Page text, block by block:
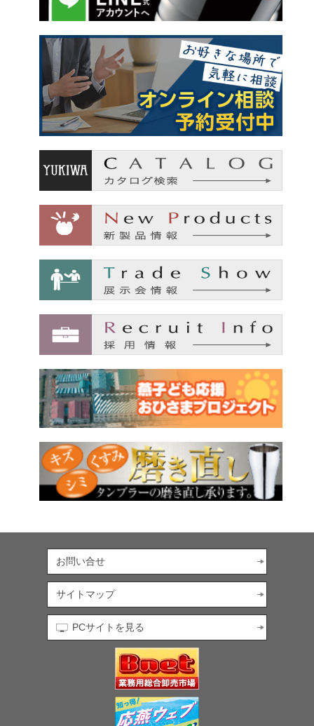
お問い合せ
サイトマップ
PCサイトを見る